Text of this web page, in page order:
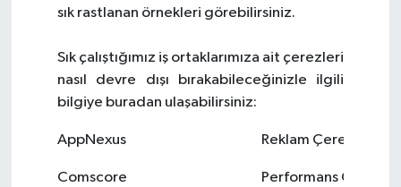
sık rastlanan örnekleri görebilirsiniz.
Sık çalıştığımız iş ortaklarımıza ait çerezleri
nasıl devre dışı bırakabileceğinizle ilgili
bilgiye buradan ulaşabilirsiniz:
AppNexus Reklam Çerezi
Comscore Performans Çerezi